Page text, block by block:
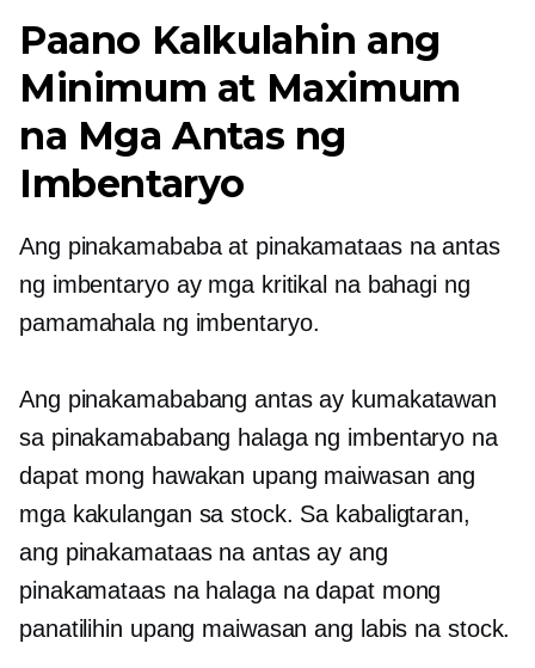
Paano Kalkulahin ang
Minimum at Maximum
na Mga Antas ng
Imbentaryo
Ang pinakamababa at pinakamataas na antas
ng imbentaryo ay mga kritikal na bahagi ng
pamamahala ng imbentaryo.
Ang pinakamababang antas ay kumakatawan
sa pinakamababang halaga ng imbentaryo na
dapat mong hawakan upang maiwasan ang
mga kakulangan sa stock. Sa kabaligtaran,
ang pinakamataas na antas ay ang
pinakamataas na halaga na dapat mong
panatilihin upang maiwasan ang labis na stock.